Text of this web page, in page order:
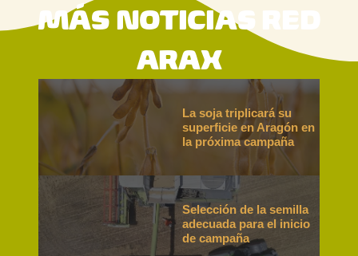
MÁS NOTICIAS RED
ARAX
La soja triplicará su
superficie en Aragón en
la próxima campaña
Selección de la semilla
adecuada para el inicio
de campaña